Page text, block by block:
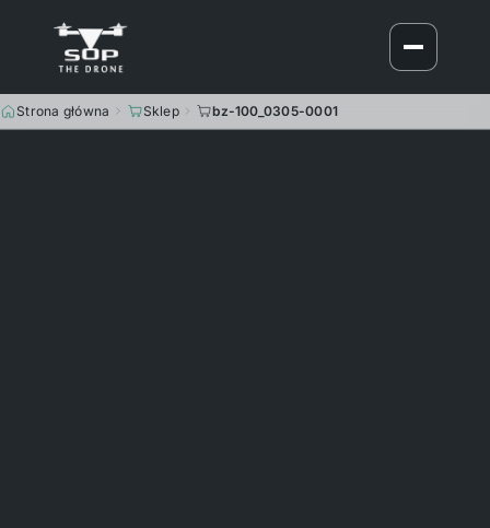
Strona główna Sklep bz-100_0305-0001